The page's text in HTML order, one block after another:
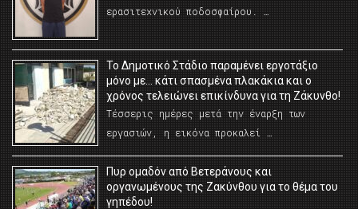
ερασιτεχνικού ποδοσφαίρου. …
Το Δημοτικό Στάδιο παραμένει εργοτάξιο
μόνο με… κάτι σπασμένα πλακάκια και ο
χρόνος τελειώνει επικίνδυνα για τη Ζάκυνθο!
Τέσσερις ημέρες μετά την έναρξη των
εργασιών, η εικόνα προκαλεί …
Πυρ ομαδόν από Βετεράνους και
οργανωμένους της Ζακύνθου για το θέμα του
γηπέδου!